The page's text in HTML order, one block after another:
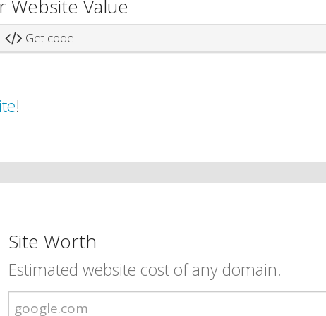
Website Value
Get code
!
Site Worth
Estimated website cost of any domain.